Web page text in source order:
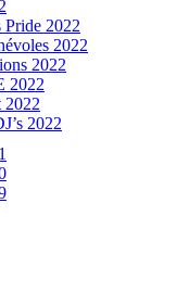
2022
2022
2022
2022
2022
2022